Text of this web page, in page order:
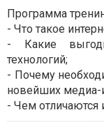
Программа
- Что такое
- Какие
технологий;
- Почему
новейших медиа-
- Чем отличаются